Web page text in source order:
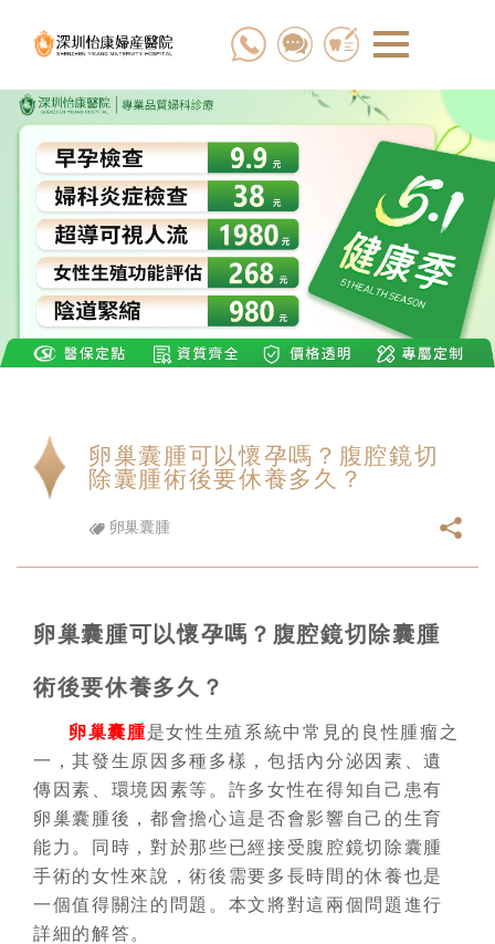
卵巢囊腫可以懷孕嗎？腹腔鏡切
除囊腫術後要休養多久？
卵巢囊腫
卵巢囊腫可以懷孕嗎？腹腔鏡切除囊腫
術後要休養多久？
卵巢囊腫是女性生殖系統中常見的良性腫瘤之
一，其發生原因多種多樣，包括內分泌因素、遺
傳因素、環境因素等。許多女性在得知自己患有
卵巢囊腫後，都會擔心這是否會影響自己的生育
能力。同時，對於那些已經接受腹腔鏡切除囊腫
手術的女性來說，術後需要多長時間的休養也是
一個值得關注的問題。本文將對這兩個問題進行
詳細的解答。